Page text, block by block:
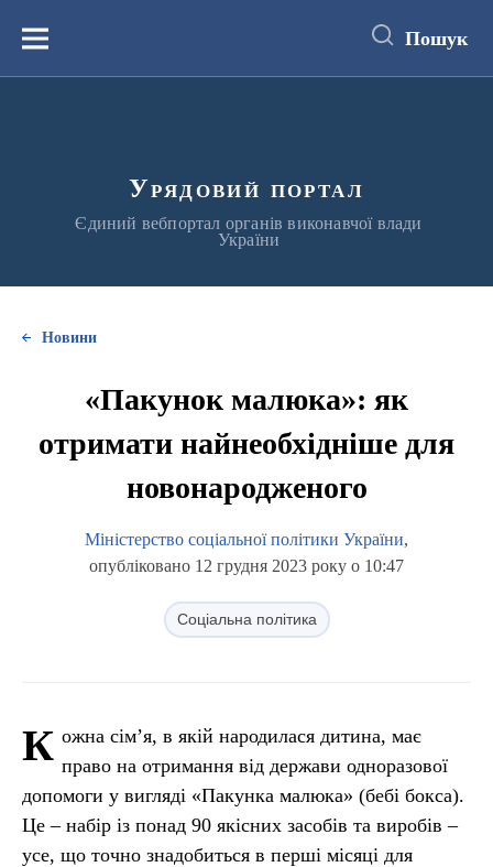
вмістуМеню Пошук
Урядовий портал
Єдиний вебпортал органів виконавчої влади
України
Новини
«Пакунок малюка»: як
отримати найнеобхідніше для
новонародженого
Міністерство соціальної політики України,
опубліковано 12 грудня 2023 року о 10:47
Соціальна політика
К ожна сім’я, в якій народилася дитина, має
право на отримання від держави одноразової
допомоги у вигляді «Пакунка малюка» (бебі бокса).
Це – набір із понад 90 якісних засобів та виробів –
усе, що точно знадобиться в перші місяці для